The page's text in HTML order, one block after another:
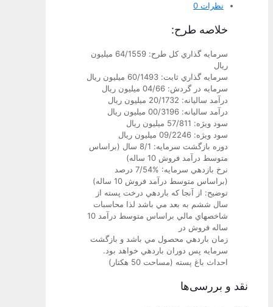
نظرات0
خلاصه طرح:
سرمايه گذاري كل طرح: 64/1559 ميليون
ريال
سرمايه گذاري ثابت: 60/1493 ميليون ريال
سرمايه در گردش: 04/66 ميليون ريال
درآمد ساليانه: 20/1732 ميليون ريال
درآمد ساليانه: 00/3196 ميليون ريال
سود ويژه: 57/811 ميليون ريال
سود ويژه: 09/2246 ميليون ريال
دوره بازگشت سرمايه: 8/1 سال (براساس
متوسط درآمد فروش 10 ساله)
نرخ بازدهي سرمايه: %7/54 درصد
(براساس متوسط درآمد فروش 10 ساله)
توضيح: از آنجا كه باردهي درخت پسته از
سال ششم به بعد مي باشد لذا محاسبات
شاخصهاي مالي براساس متوسط درآمد 10
ساله فروش در
زمان باردهي محصول مي باشد و بازگشت
سرمايه پس دوران باردهي خواهد بود.
احداث باغ پسته (مساحت 50 هكتار)
نقد و بررسی‌ها